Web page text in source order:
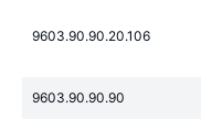
9603.90.90.20.106
9603.90.90.90